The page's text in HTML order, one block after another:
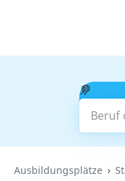
Beruf
Ausbildungsplätze